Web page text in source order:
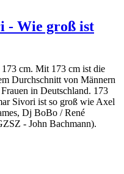
- Wie groß ist
cm. Mit 173 cm ist die
Durchschnitt von Männern
in Deutschland. 173
Sivori ist so groß wie Axel
Dj BoBo / René
- John Bachmann).